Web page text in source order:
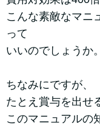
こんな素敵なマニ
って
いいのでしょうか
ちなみにですが、
たとえ賞与を出せ
このマニュアルの